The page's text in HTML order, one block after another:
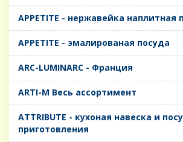
APPETITE - нержавейка наплитная
APPETITE - эмалированая посуда
ARC-LUMINARC - Франция
ARTI-M Весь ассортимент
ATTRIBUTE - кухоная навеска и
приготовления